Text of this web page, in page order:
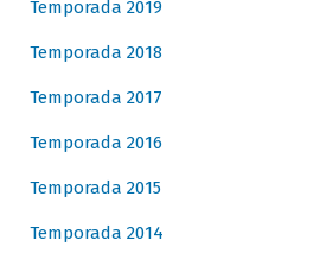
Temporada 2019
Temporada 2018
Temporada 2017
Temporada 2016
Temporada 2015
Temporada 2014